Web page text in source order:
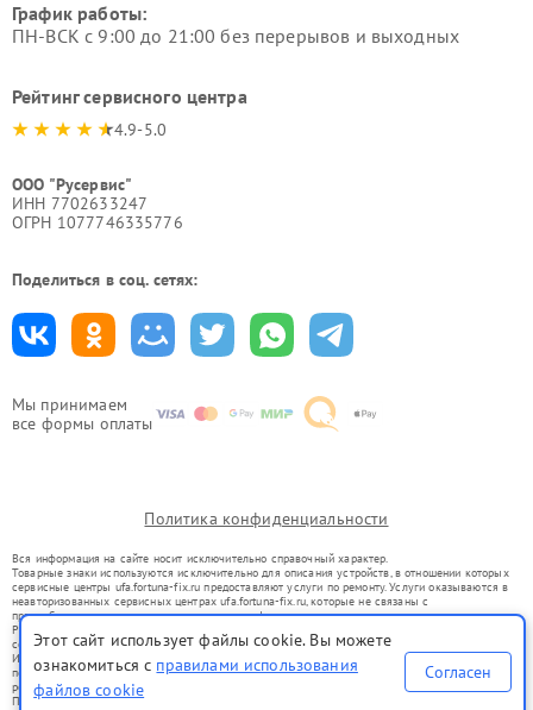
Мы принимаем
все формы оплаты
График работы:
ПН-ВСК с 9:00 до 21:00 без перерывов и выходных
Рейтинг сервисного центра
4.9-5.0
ООО "Русервис"
ИНН 7702633247
ОГРН 1077746335776
Поделиться в соц. сетях:
Политика конфиденциальности
Вся информация на сайте носит исключительно справочный характер.
Товарные знаки используются исключительно для описания устройств, в отношении которых
сервисные центры ufa.fortuna-fix.ru предоставляют услуги по ремонту. Услуги оказываются в
неавторизованных сервисных центрах ufa.fortuna-fix.ru, которые не связаны с
правообладателями товарных знаков или их официальными представителями.
Ремонт осуществляется для устройств, уже введенных в гражданский оборот в соответствии
со статьей 1487 ГК РФ.
Использование товарных знаков не преследует цели индивидуализации услуг или введения
потребителей в заблуждение, а служит для информирования о предоставляемых услугах по
ремонту техники указанных брендов.
Представленная на сайте информация не является публичной офертой, определяемой
Этот сайт использует файлы cookie. Вы можете
ознакомиться с правилами использования
файлов cookie
Согласен